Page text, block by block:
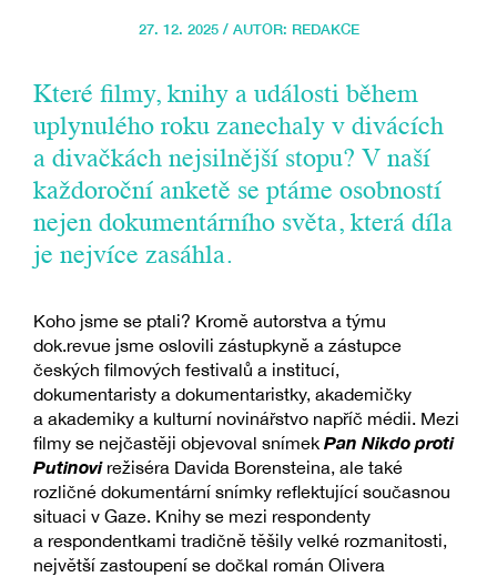
27. 12. 2025 / AUTOR: REDAKCE
Které filmy, knihy a události během
uplynulého roku zanechaly v divácích
a divačkách nejsilnější stopu? V naší
každoroční anketě se ptáme osobností
nejen dokumentárního světa, která díla
je nejvíce zasáhla.
Koho jsme se ptali? Kromě autorstva a týmu
dok.revue jsme oslovili zástupkyně a zástupce
českých filmových festivalů a institucí,
dokumentaristy a dokumentaristky, akademičky
a akademiky a kulturní novinářstvo napříč médii. Mezi
filmy se nejčastěji objevoval snímek Pan Nikdo proti
Putinovi režiséra Davida Borensteina, ale také
rozličné dokumentární snímky reflektující současnou
situaci v Gaze. Knihy se mezi respondenty
a respondentkami tradičně těšily velké rozmanitosti,
největší zastoupení se dočkal román Olivera